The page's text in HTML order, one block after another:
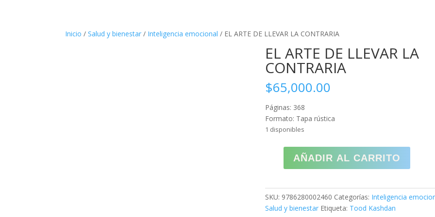
Inicio /Salud y bienestar / Inteligencia emocional / EL ARTE DE LLEVAR LA CONTRARIA
EL ARTE DE LLEVAR LA
CONTRARIA
$65,000.00
Páginas: 368
Formato: Tapa rústica
1 disponibles
LA
CONTRARIA
AÑADIR AL CARRITO
SKU: 9786280002460 Categorías: Inteligencia
Salud y bienestar Etiqueta: Tood Kashdan